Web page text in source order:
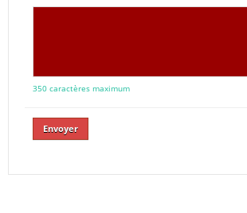
350 caractères maximum
Envoyer